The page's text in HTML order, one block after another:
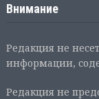
Внимание
Редакция не
информации,
Редакция не